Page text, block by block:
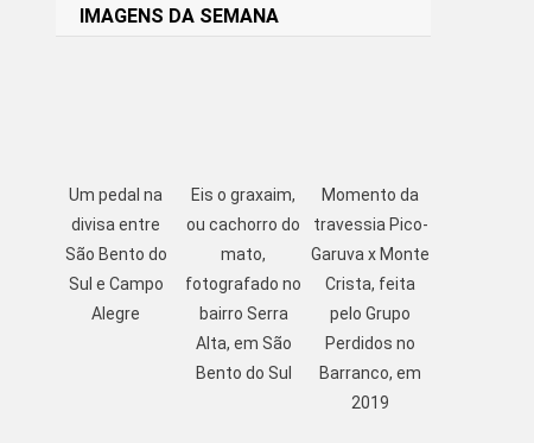
IMAGENS DA SEMANA
Um pedal na
divisa entre
São Bento do
Sul e Campo
Alegre
Eis o graxaim,
ou cachorro do
mato,
fotografado no
bairro Serra
Alta, em São
Bento do Sul
Momento da
travessia Pico-
Garuva x Monte
Crista, feita
pelo Grupo
Perdidos no
Barranco, em
2019